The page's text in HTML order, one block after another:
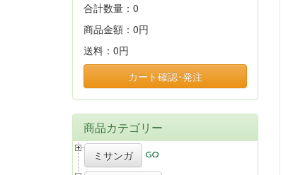
合計数量： 0
商品金額： 0円
送料： 0円
カート確認･発注
商品カテゴリー
ミサンガ